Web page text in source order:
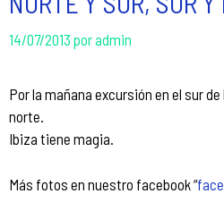
14/07/2013 poradmin
Por la mañana excursión en el sur
norte.
Ibiza tiene magia.
Más fotos en nuestro facebook “